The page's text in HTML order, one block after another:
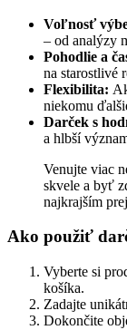
Voľnosť
– od analýzy
Pohodlie a
na starostlivé
Flexibilita:
niekomu
Darček s
a hlbší
Venujte viac
skvele a byť
najkrajším
Ako použiť
Vyberte si
košíka.
Zadajte
Dokončite